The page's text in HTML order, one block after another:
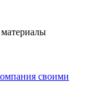
своими